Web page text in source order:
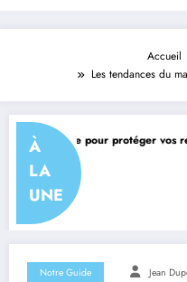
Accueil
Les tendances du
À
LA
UNE
retraite pour protéger vos
Notre Guide Jean